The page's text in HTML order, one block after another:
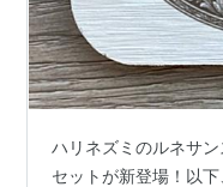
ハリネズミのルネサ
セットが新登場！以